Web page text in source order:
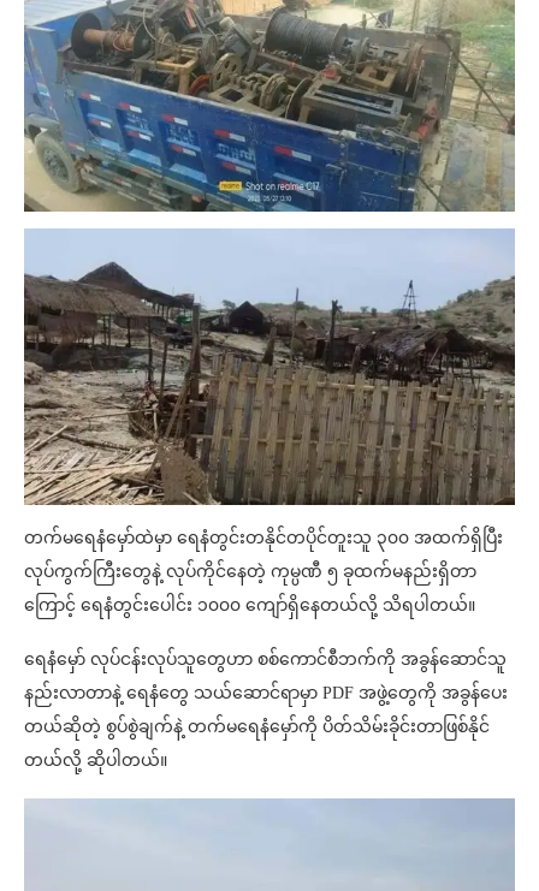
တက်မရေနံမှော်ထဲမှာ ရေနံတွင်းတနိုင်တပိုင်တူးသူ ၃၀၀ အထက်ရှိပြီး
လုပ်ကွက်ကြီးတွေနဲ့ လုပ်ကိုင်နေတဲ့ ကုမ္ပဏီ ၅ ခုထက်မနည်းရှိတာ
ကြောင့် ရေနံတွင်းပေါင်း ၁၀၀၀ ကျော်ရှိနေတယ်လို့ သိရပါတယ်။
ရေနံမှော် လုပ်ငန်းလုပ်သူတွေဟာ စစ်ကောင်စီဘက်ကို အခွန်ဆောင်သူ
နည်းလာတာနဲ့ ရေနံတွေ သယ်ဆောင်ရာမှာ PDF အဖွဲ့တွေကို အခွန်ပေး
တယ်ဆိုတဲ့ စွပ်စွဲချက်နဲ့ တက်မရေနံမှော်ကို ပိတ်သိမ်းခိုင်းတာဖြစ်နိုင်
တယ်လို့ ဆိုပါတယ်။